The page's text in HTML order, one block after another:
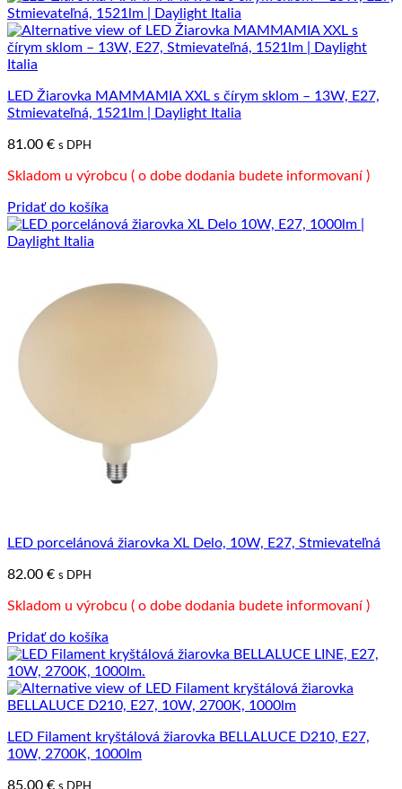
LED Žiarovka MAMMAMIA XXL s čírym sklom – 13W, E27,
Stmievateľná, 1521lm | Daylight Italia
81.00 € s DPH
Skladom u výrobcu ( o dobe dodania budete informovaní )
Pridať do košíka
LED porcelánová žiarovka XL Delo, 10W, E27, Stmievateľná
82.00 € s DPH
Skladom u výrobcu ( o dobe dodania budete informovaní )
Pridať do košíka
LED Filament kryštálová žiarovka BELLALUCE D210, E27,
10W, 2700K, 1000lm
85.00 €